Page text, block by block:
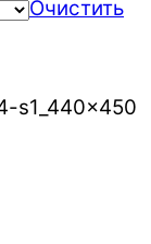
Очистить
s1_440x450